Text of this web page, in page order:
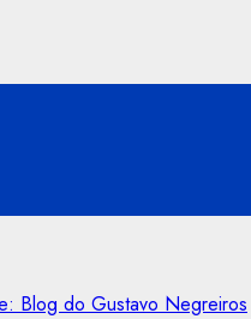
Blog do Gustavo Negreiros